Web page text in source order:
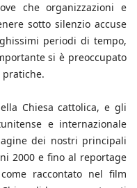
che organizzazioni e
sotto silenzio accuse
periodi di tempo,
si è preoccupato
Chiesa cattolica, e gli
e internazionale
dei nostri principali
2000 e fino al reportage
raccontato nel film